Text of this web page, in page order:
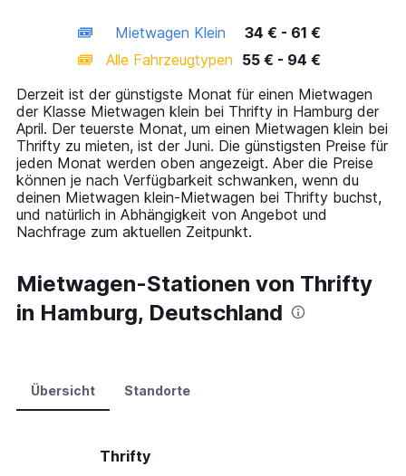
displaying
categories.
14
categories.
The
chart
has
1
Y
axis
displaying
values.
0
to
120.
Mietwagen Klein
34 € - 61 €
Alle Fahrzeugtypen 55 € - 94 €
Derzeit ist der günstigste Monat für einen Mietwagen
der Klasse Mietwagen klein bei Thrifty in Hamburg der
April. Der teuerste Monat, um einen Mietwagen klein bei
Thrifty zu mieten, ist der Juni. Die günstigsten Preise für
jeden Monat werden oben angezeigt. Aber die Preise
können je nach Verfügbarkeit schwanken, wenn du
deinen Mietwagen klein-Mietwagen bei Thrifty buchst,
und natürlich in Abhängigkeit von Angebot und
Nachfrage zum aktuellen Zeitpunkt.
Mietwagen-Stationen von Thrifty
in Hamburg, Deutschland
Übersicht Standorte
Thrifty